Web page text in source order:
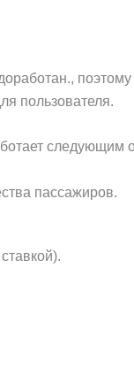
пользователя.
следующим
пассажиров.